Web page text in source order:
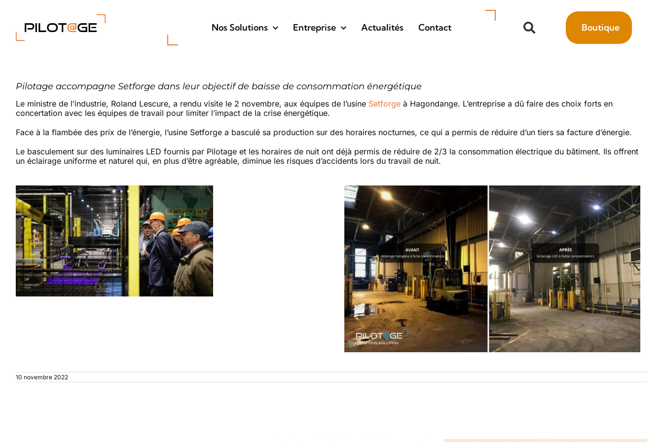
contenu
Nos Solutions Entreprise Actualités Contact Boutique
Pilotage accompagne Setforge dans leur objectif de baisse de consommation énergétique
Le ministre de l’industrie, Roland Lescure, a rendu visite le 2 novembre, aux équipes de l’usine Setforge à Hagondange. L’entreprise a dû faire des choix forts en
concertation avec les équipes de travail pour limiter l’impact de la crise énergétique.
Face à la flambée des prix de l’énergie, l’usine Setforge a basculé sa production sur des horaires nocturnes, ce qui a permis de réduire d’un tiers sa facture d’énergie.
Le basculement sur des luminaires LED fournis par Pilotage et les horaires de nuit ont déjà permis de réduire de 2/3 la consommation électrique du bâtiment. Ils offrent
un éclairage uniforme et naturel qui, en plus d’être agréable, diminue les risques d’accidents lors du travail de nuit.
10 novembre 2022